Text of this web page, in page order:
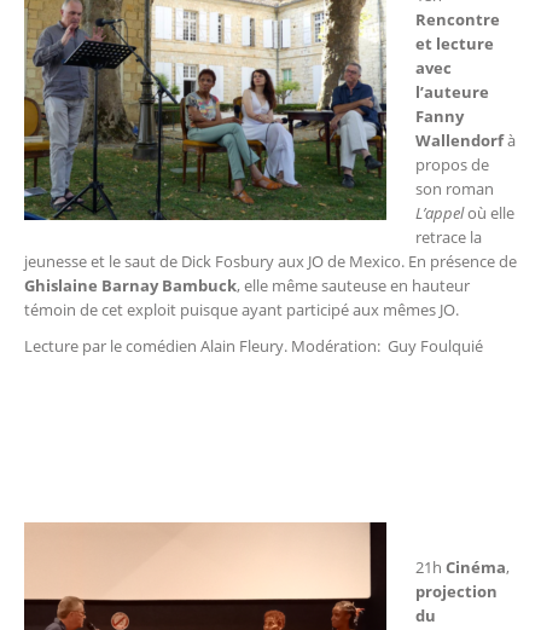
Rencontre
et lecture
avec
l’auteure
Fanny
Wallendorfà
propos de
son roman
L’appeloù elle
retrace la
jeunesse et le saut de Dick Fosbury aux JO de Mexico. En présence de
Ghislaine Barnay Bambuck, elle même sauteuse en hauteur
témoin de cet exploit puisque ayant participé aux mêmes JO.
Lecture par le comédien Alain Fleury. Modération: Guy Foulquié
21h Cinéma,
projection
du